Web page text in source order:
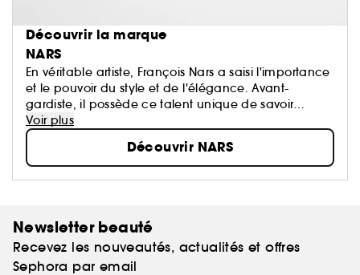
Découvrir la marque
NARS
En véritable artiste, François Nars a saisi l'importance
et le pouvoir du style et de l'élégance. Avant-
gardiste, il possède ce talent unique de savoir
révéler la beauté intérieure de la femme. Pour lui, le
maquillage n'est pas un masque, il doit révéler la
quintessence de la femme...
Voir plus
Découvrir NARS
Newsletter beauté
Recevez les nouveautés, actualités et offres
Sephora par email